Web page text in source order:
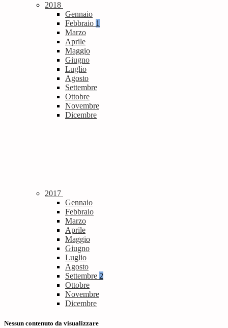
2018
Gennaio
Febbraio 1
Marzo
Aprile
Maggio
Giugno
Luglio
Agosto
Settembre
Ottobre
Novembre
Dicembre
2017
Gennaio
Febbraio
Marzo
Aprile
Maggio
Giugno
Luglio
Agosto
Settembre 2
Ottobre
Novembre
Dicembre
Nessun contenuto da visualizzare